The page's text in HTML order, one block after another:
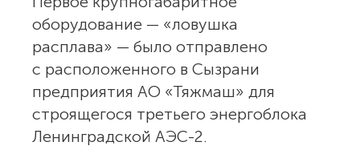
оборудование — «ловушка
расплава» — было отправлено
с расположенного в Сызрани
предприятия АО «Тяжмаш» для
строящегося третьего энергоблока
Ленинградской АЭС-2.